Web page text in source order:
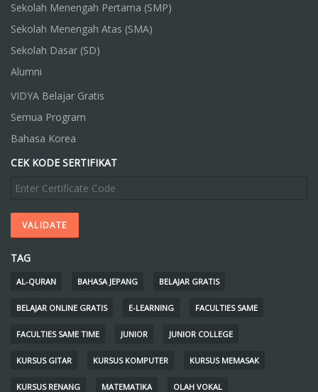
Sekolah Menengah Pertama (SMP)
Sekolah Menengah Atas (SMA)
Sekolah Dasar (SD)
Alumni
VIDYA Belajar Gratis
Semua Program
Bahasa Korea
CEK KODE SERTIFIKAT
TAG
AL-QURAN BAHASA JEPANG BELAJAR GRATIS
BELAJAR ONLINE GRATIS E-LEARNING FACULTIES SAME
FACULTIES SAME TIME JUNIOR JUNIOR COLLEGE
KURSUS GITAR KURSUS KOMPUTER KURSUS MEMASAK
KURSUS RENANG MATEMATIKA OLAH VOKAL